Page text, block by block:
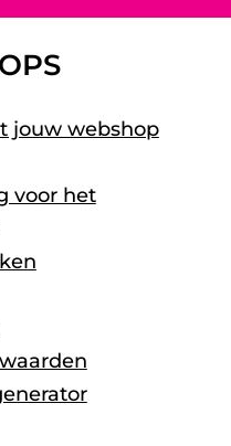
jouw webshop
voor het